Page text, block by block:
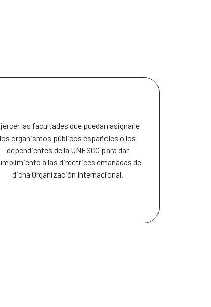
las facultades que puedan asignarle
los organismos públicos españoles o los
dependientes de la UNESCO para dar
a las directrices emanadas de
dicha Organización Internacional.